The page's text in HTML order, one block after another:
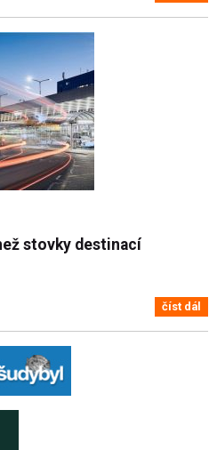
stovky destinací
číst dál